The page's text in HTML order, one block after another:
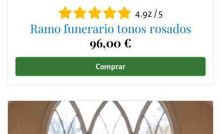
4.92 / 5
Ramo funerario tonos rosados
96,00 €
Comprar